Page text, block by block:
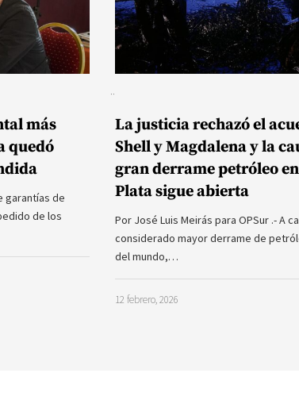
más
quedó
garantías de
de los
La justicia rechazó el
Shell y Magdalena y la
gran derrame petróleo
Plata sigue abierta
Por José Luis Meirás para OPSur .- A
considerado mayor derrame de
del mundo,…
12 febrero, 2026